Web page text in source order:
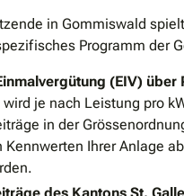
in Gommiswald
Programm der
(EIV) über
je nach Leistung pro
in der
Kennwerten Ihrer Anlage